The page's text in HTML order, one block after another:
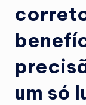
um só